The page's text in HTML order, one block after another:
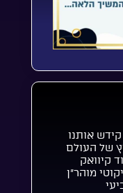
אותנו
של העולם
קיוואק
מוהר”ן